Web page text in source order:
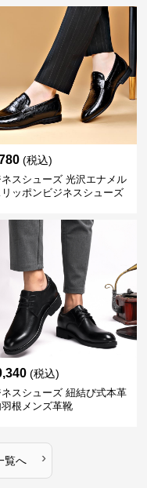
(税込)
ネスシューズ 光沢エナメル
ッポンビジネスシューズ
(税込)
ネスシューズ 紐結び式本革
根メンズ革靴
覧へ ›